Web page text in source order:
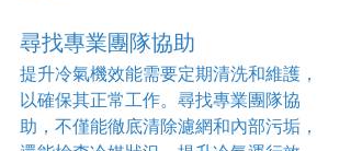
尋找專業團隊協助
提升冷氣機效能需要定期清洗和維護，
以確保其正常工作。尋找專業團隊協
助，不僅能徹底清除濾網和內部污垢，